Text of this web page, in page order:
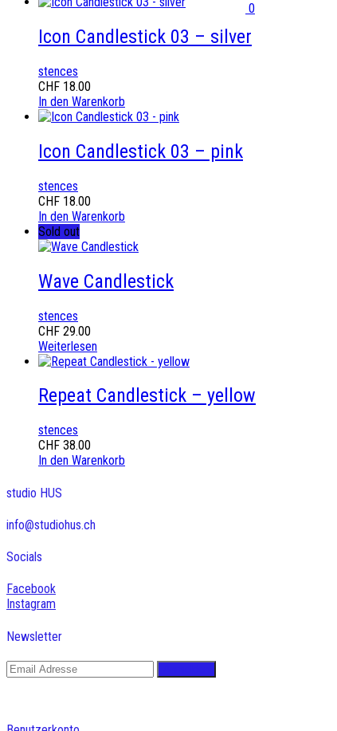
0
Icon Candlestick 03 – silver
stences
CHF 18.00
In den Warenkorb
Icon Candlestick 03 – pink
stences
CHF 18.00
In den Warenkorb
Sold out
Wave Candlestick
stences
CHF 29.00
Weiterlesen
Repeat Candlestick – yellow
stences
CHF 38.00
In den Warenkorb
studio HUS
info@studiohus.ch
Socials
Facebook
Instagram
Newsletter